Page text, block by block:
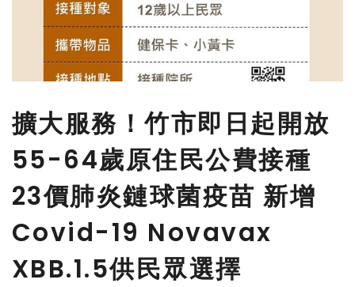
擴大服務！竹市即日起開放
55-64歲原住民公費接種
23價肺炎鏈球菌疫苗 新增
Covid-19 Novavax
XBB.1.5供民眾選擇